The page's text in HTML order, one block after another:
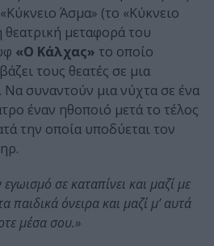
Άσμα» (το «Κύκνειο
θεατρική μεταφορά του
«Ο Κάλχας» το οποίο
τους θεατές σε μια
συναντούν μια νύχτα σε ένα
έναν ηθοποιό μετά το τέλος
την οποία υποδύεται τον
σε καταπίνει και μαζί με
παιδικά όνειρα και μαζί μ’ αυτά
μέσα σου.»